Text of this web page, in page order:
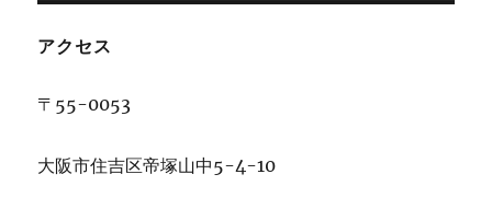
アクセス
〒55-0053
大阪市住吉区帝塚山中5-4-10